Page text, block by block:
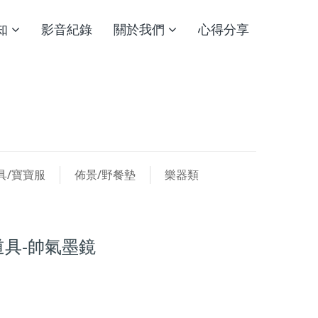
影音紀錄 關於我們 心得分享
/寶寶服 佈景/野餐墊 樂器類
-帥氣墨鏡